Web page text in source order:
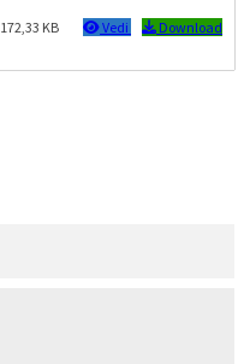
172,33 KB Vedi Download